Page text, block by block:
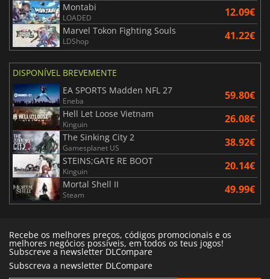
Montabi
LOADED 12.09€
Marvel Tokon Fighting Souls
LDShop 41.22€
DISPONÍVEL BREVEMENTE
EA SPORTS Madden NFL 27
Eneba 59.80€
Hell Let Loose Vietnam
Kinguin 26.08€
The Sinking City 2
Gamesplanet US 38.92€
STEINS;GATE RE BOOT
Kinguin 20.14€
Mortal Shell II
Steam 49.99€
Recebe os melhores preços, códigos promocionais e os
melhores negócios possíveis, em todos os teus jogos!
Subscreve a newsletter DLCompare
Subscreva a newsletter DLCompare